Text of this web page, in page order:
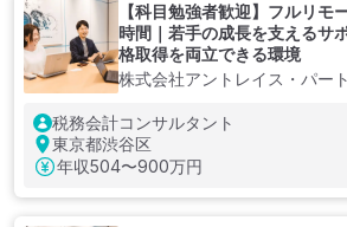
【科目勉強者歓迎】フルリモ
時間｜若手の成長を支えるサ
格取得を両立できる環境
株式会社アントレイス・パー
税務会計コンサルタント
東京都渋谷区
年収504〜900万円